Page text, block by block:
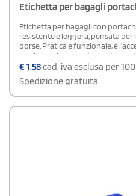
Etichetta per bagagli
Etichetta per bagagli con
resistente e leggera, pensata
borse. Pratica e funzionale, è
ogni viaggio o spostamento
€1,58cad. iva esclusa per
Spedizione gratuita